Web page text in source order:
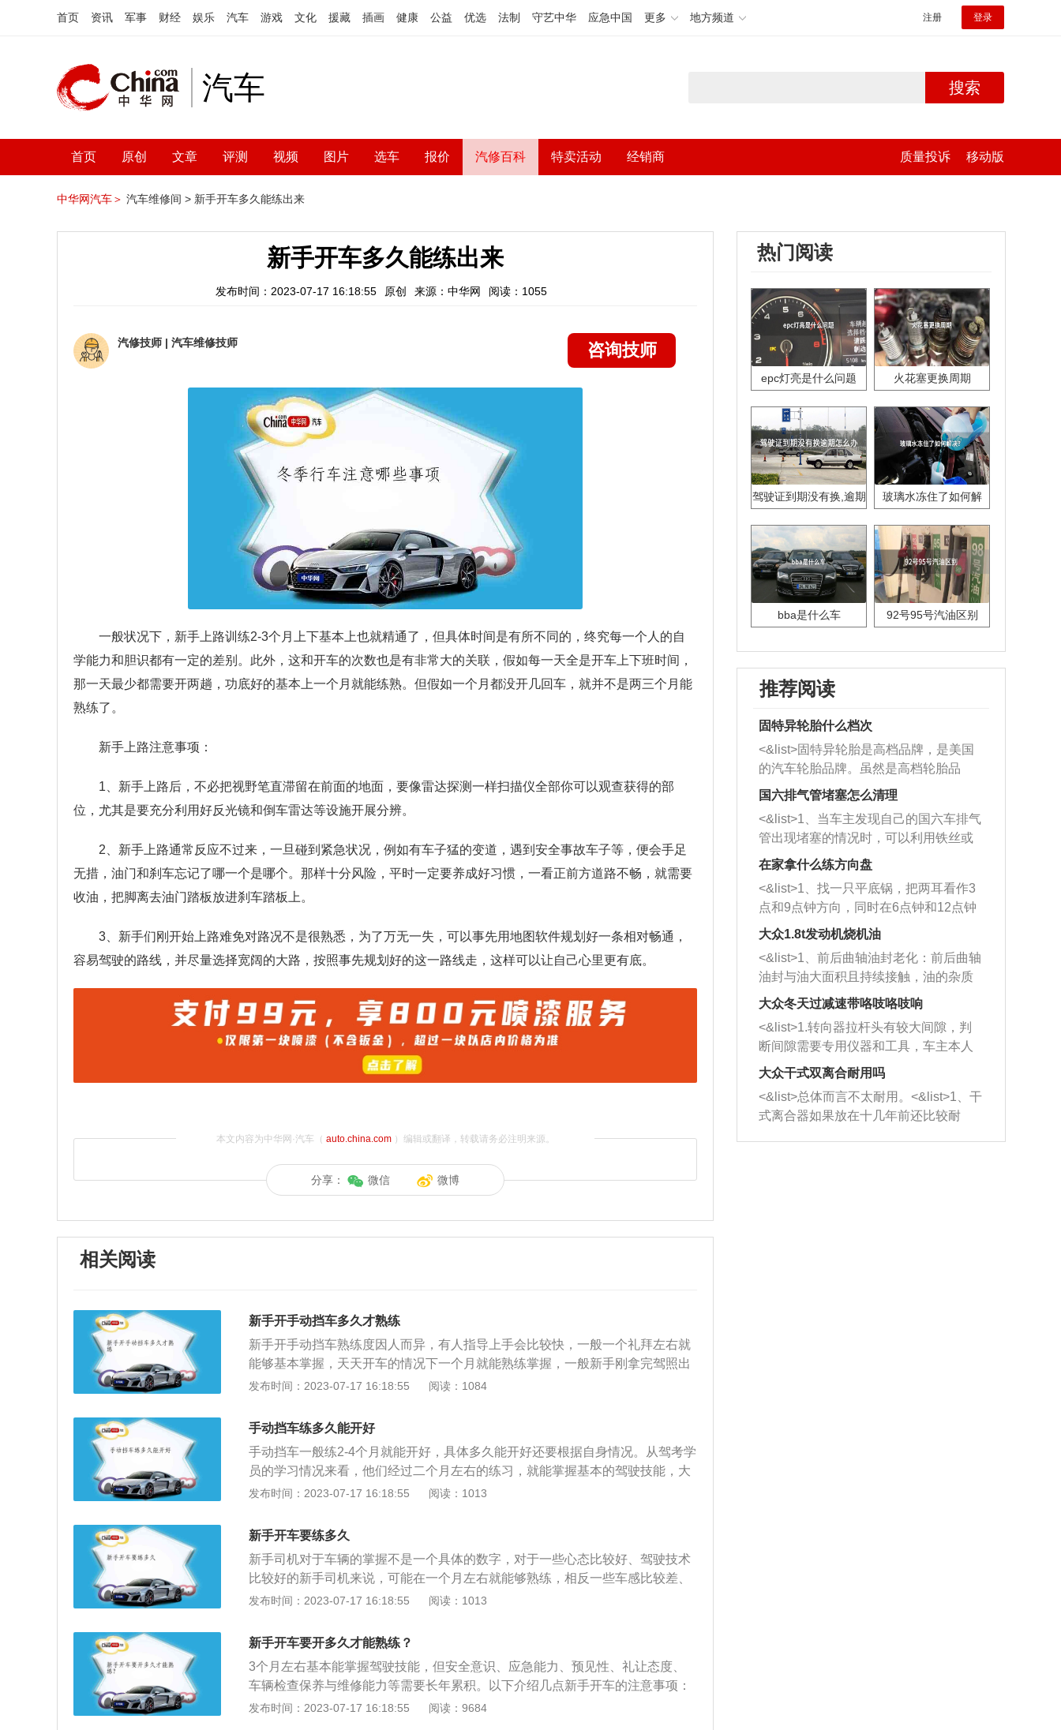
首页 资讯 军事 财经 娱乐 汽车 游戏 文化 援藏 插画 健康 公益 优选 法制 守艺中华 应急中国 更多 地方频道 注册 登录
汽车 搜索
首页 原创 文章 评测 视频 图片 选车 报价 汽修百科 特卖活动 经销商 质量投诉 移动版
中华网汽车＞ 汽车维修间 > 新手开车多久能练出来
新手开车多久能练出来
发布时间：2023-07-17 16:18:55 原创 来源：中华网 阅读：1055
汽修技师 | 汽车维修技师 咨询技师
一般状况下，新手上路训练2-3个月上下基本上也就精通了，但具体时间是有所不同的，终究每一个人的自
学能力和胆识都有一定的差别。此外，这和开车的次数也是有非常大的关联，假如每一天全是开车上下班时间，
那一天最少都需要开两趟，功底好的基本上一个月就能练熟。但假如一个月都没开几回车，就并不是两三个月能
熟练了。
新手上路注意事项：
1、新手上路后，不必把视野笔直滞留在前面的地面，要像雷达探测一样扫描仪全部你可以观查获得的部
位，尤其是要充分利用好反光镜和倒车雷达等设施开展分辨。
2、新手上路通常反应不过来，一旦碰到紧急状况，例如有车子猛的变道，遇到安全事故车子等，便会手足
无措，油门和刹车忘记了哪一个是哪个。那样十分风险，平时一定要养成好习惯，一看正前方道路不畅，就需要
收油，把脚离去油门踏板放进刹车踏板上。
3、新手们刚开始上路难免对路况不是很熟悉，为了万无一失，可以事先用地图软件规划好一条相对畅通，
容易驾驶的路线，并尽量选择宽阔的大路，按照事先规划好的这一路线走，这样可以让自己心里更有底。
本文内容为中华网·汽车（ auto.china.com）编辑或翻译，转载请务必注明来源。
分享： 微信 微博
相关阅读
新手开手动挡车多久才熟练
新手开手动挡车熟练度因人而异，有人指导上手会比较快，一般一个礼拜左右就
能够基本掌握，天天开车的情况下一个月就能熟练掌握，一般新手刚拿完驾照出
来开手动档的车学的最快，手动挡的车难点就在于换挡技巧和半离合。新手开车
标志，但是标志却贴的五花八门，比如新手驾驶，请多包涵，新手龟速行驶等，
这样的标志被交警看到要处罚，应该张贴交警部门指定的带有实习字样的标志才
行。2、出发前做好汽车保养：新手上路前一定要按时做汽车保养，并且每次开
车上路前都要先检查车辆的状况，比如最简单的要围着车转一圈，不仅要注意车
下面是否有油迹，更要注意四个轮子的胎压状况，在新手上路开车的过程中也要
条是最容易忽略，但是却也异常重要。3、尽量走熟悉的道路：新手开车上路，
尽量走平常比较熟悉的道路，不要走陌生道路，否则很容易迷路或者绕远道，在
路上行驶要记好常见的建筑，这样就能加深对路段的记忆，不会走错路。
发布时间：2023-07-17 16:18:55 阅读：1084
手动挡车练多久能开好
手动挡车一般练2-4个月就能开好，具体多久能开好还要根据自身情况。从驾考学
员的学习情况来看，他们经过二个月左右的练习，就能掌握基本的驾驶技能，大
部分都能顺利通过考试。当然，有些人对方向和距离没有把握，会用更长的时间
心态。新手上路开车一般会比较紧张，人在非常忙乱的情况下，很容易做出错误
是新手开车注意事项中最需要注意的一个问题，这样才有可能把发生交通事故的
概率降到最低。3、行驶中操控好方向盘。新手上路，一定不能慌，要牢牢操控
好方向盘，转弯时，一定不要转太大角度。
发布时间：2023-07-17 16:18:55 阅读：1013
新手开车要练多久
新手司机对于车辆的掌握不是一个具体的数字，对于一些心态比较好、驾驶技术
比较好的新手司机来说，可能在一个月左右就能够熟练，相反一些车感比较差、
开车容易紧张的新手司机，从新手到熟练掌握汽车驾驶可能需要2到3个月的时
态，遵守交通法规，出发前做好车辆检查。1、摆正心态：新手司机在开车时，
心情可能会比较紧张，所以在开车前需要调整好心态，避免在开车时因心情紧张
出现操作失误的现象，心态调整好之后在开车时遇到突发事件也能及时处理；
2、遵守交通法规：新手司机由于驾驶技术不是很熟练，在开车时可能会出现违
章，所以新手司机开车上路之前，要对交通法规有一定的了解，这样在开车时相
发布时间：2023-07-17 16:18:55 阅读：1013
新手开车要开多久才能熟练？
3个月左右基本能掌握驾驶技能，但安全意识、应急能力、预见性、礼让态度、
车辆检查保养与维修能力等需要长年累积。以下介绍几点新手开车的注意事项：
谨记并遵守交通法规：既要知道能做什么，也要知道不能做什么，这样才能把发
发布时间：2023-07-17 16:18:55 阅读：9684
热门阅读
epc灯亮是什么问题 火花塞更换周期
驾驶证到期没有换,逾期
玻璃水冻住了如何解
bba是什么车 92号95号汽油区别
推荐阅读
固特异轮胎什么档次
<&list>固特异轮胎是高档品牌，是美国
的汽车轮胎品牌。虽然是高档轮胎品
牌，但是中高低端的轮胎都有生产，这
也是为了更好的开拓市场。
国六排气管堵塞怎么清理
<&list>1、当车主发现自己的国六车排气
管出现堵塞的情况时，可以利用铁丝或
者是细棍，直接将杂物给取出来，如果
堵塞情况比较严重，也可以采取应急措
施。 <&list>2、直接利用木棍将所有的
杂物推到排气管里面的位置处，然后将
三元催化器拆解开，就可以将堵塞的东
西取出来。但如果是因为积碳过多引起
的堵塞，就需要将三元催化器泡在草酸
洗剂对堵塞的情况得到解决，将清洗剂
放在燃油箱中，与燃油混合后，车辆启
动时，就可以和汽油一起进入到燃烧
室，最后形成废气排出，就可以让三元
催化器得到清洗，排气管堵塞的情况就
能够得到解决。
在家拿什么练方向盘
<&list>1、找一只平底锅，把两耳看作3
点和9点钟方向，同时在6点钟和12点钟
方向做一个标记。 <&list>2、双手握住
一圈半的练习，往右同样也要打相同的
圈数。 <&list>3、最后强调要反复练
习，这样就可以形成肌肉记忆，在真实
驾驶车辆时，不需要记忆也能打好方
向。
大众1.8t发动机烧机油
<&list>1、前后曲轴油封老化：前后曲轴
油封与油大面积且持续接触，油的杂质
和发动机内持续温度变化使其密封效果
逐渐减弱，导致渗油或漏油。<&list>2、
活塞间隙过大：积碳会使活塞环与缸体
的间隙扩大，导致机油流入燃烧室中，
造成烧机油。<&list>3、机油粘度。使用
机油粘度过小的话，同样会有烧机油现
象，机油粘度过小具有很好的流动性，
大众冬天过减速带咯吱咯吱响
<&list>1.转向器拉杆头有较大间隙，判
断间隙需要专用仪器和工具，车主本人
无法制作，需要将车辆送到修理厂或4s
店；<&list>2.车辆半轴套管防尘罩破
裂，破裂后会出现漏油现象，使半轴磨
损严重，磨损的半轴容易损坏，产生异
响；<&list>3.稳定器的转向胶套和球头
大众干式双离合耐用吗
<&list>总体而言不太耐用。<&list>1、干
式离合器如果放在十几年前还比较耐